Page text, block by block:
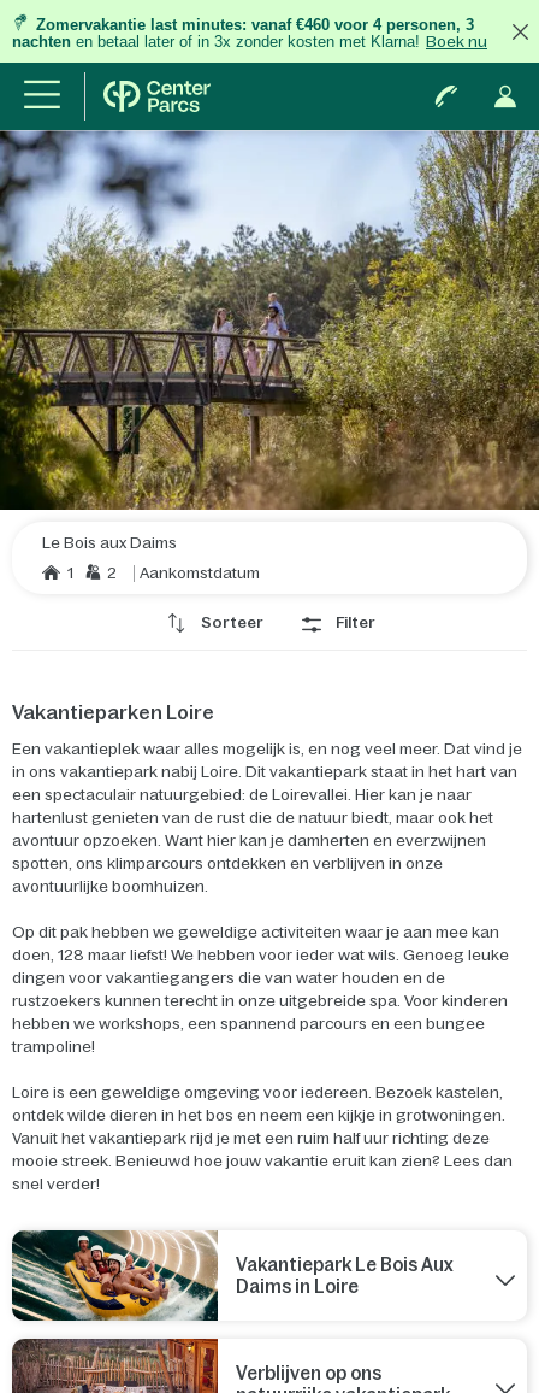
Zomervakantie last minutes: vanaf €460 voor 4 personen, 3
nachten en betaal later of in 3x zonder kosten met Klarna! Boek nu
Le Bois aux Daims
1
2 Aankomstdatum
Sorteer Filter
Vakantieparken Loire
Een vakantieplek waar alles mogelijk is, en nog veel meer. Dat vind je
in ons vakantiepark nabij Loire. Dit vakantiepark staat in het hart van
een spectaculair natuurgebied: de Loirevallei. Hier kan je naar
hartenlust genieten van de rust die de natuur biedt, maar ook het
avontuur opzoeken. Want hier kan je damherten en everzwijnen
spotten, ons klimparcours ontdekken en verblijven in onze
avontuurlijke boomhuizen.
Op dit pak hebben we geweldige activiteiten waar je aan mee kan
doen, 128 maar liefst! We hebben voor ieder wat wils. Genoeg leuke
dingen voor vakantiegangers die van water houden en de
rustzoekers kunnen terecht in onze uitgebreide spa. Voor kinderen
hebben we workshops, een spannend parcours en een bungee
trampoline!
Loire is een geweldige omgeving voor iedereen. Bezoek kastelen,
ontdek wilde dieren in het bos en neem een kijkje in grotwoningen.
Vanuit het vakantiepark rijd je met een ruim half uur richting deze
mooie streek. Benieuwd hoe jouw vakantie eruit kan zien? Lees dan
snel verder!
Vakantiepark Le Bois Aux
Daims in Loire
Verblijven op ons